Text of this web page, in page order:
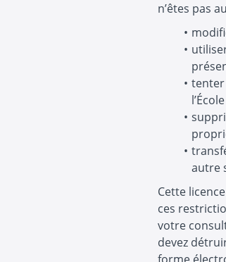
n’êtes pas
tenter
autre
Cette
ces
votre
devez